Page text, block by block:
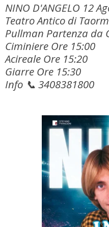
NINO
Teatro Antico
Pullman
Ciminiere Ore 15:00
Acireale Ore 15:20
Giarre Ore 15:30
Info 📞 3408381800